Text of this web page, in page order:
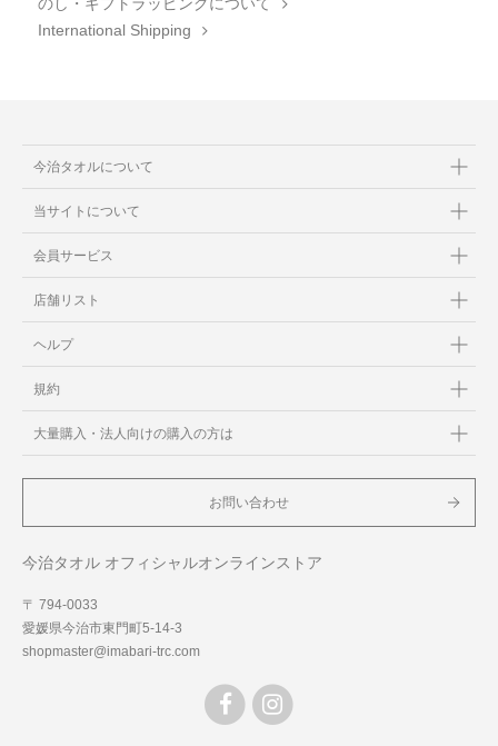
のし・ギフトラッピングについて
International Shipping
今治タオルについて
当サイトについて
会員サービス
店舗リスト
ヘルプ
規約
大量購入・法人向けの購入の方は
お問い合わせ
今治タオル オフィシャルオンラインストア
〒 794-0033
愛媛県今治市東門町5-14-3
shopmaster@imabari-trc.com